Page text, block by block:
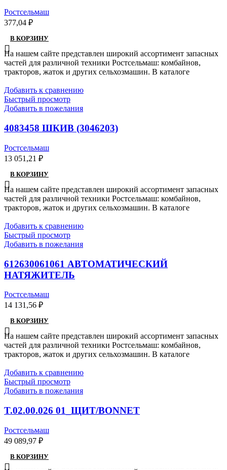
Ростсельмаш
377,04 ₽
В КОРЗИНУ
На нашем сайте представлен широкий ассортимент запасных
частей для различной техники Ростсельмаш: комбайнов,
тракторов, жаток и других сельхозмашин. В каталоге
Добавить к сравнению
Быстрый просмотр
Добавить в пожелания
4083458 ШКИВ (3046203)
Ростсельмаш
13 051,21 ₽
В КОРЗИНУ
На нашем сайте представлен широкий ассортимент запасных
частей для различной техники Ростсельмаш: комбайнов,
тракторов, жаток и других сельхозмашин. В каталоге
Добавить к сравнению
Быстрый просмотр
Добавить в пожелания
612630061061 АВТОМАТИЧЕСКИЙ
НАТЯЖИТЕЛЬ
Ростсельмаш
14 131,56 ₽
В КОРЗИНУ
На нашем сайте представлен широкий ассортимент запасных
частей для различной техники Ростсельмаш: комбайнов,
тракторов, жаток и других сельхозмашин. В каталоге
Добавить к сравнению
Быстрый просмотр
Добавить в пожелания
T.02.00.026 01_ЩИТ/BONNET
Ростсельмаш
49 089,97 ₽
В КОРЗИНУ